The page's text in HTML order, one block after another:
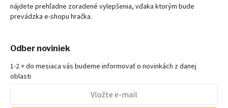
nájdete prehľadne zoradené vylepšenia, vďaka ktorým bude
prevádzka e-shopu hračka.
Odber noviniek
1-2 × do mesiaca vás budeme informovať o novinkách z danej
oblasti